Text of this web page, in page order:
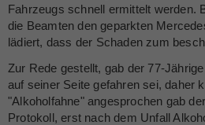
Fahrzeugs schnell ermittelt werden.
die Beamten den geparkten
lädiert, dass der Schaden zum
Zur Rede gestellt, gab der 77-
auf seiner Seite gefahren sei, daher
"Alkoholfahne" angesprochen gab
Protokoll, erst nach dem Unfall